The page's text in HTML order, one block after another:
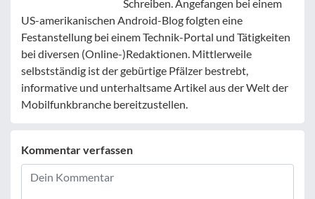
Schreiben. Angefangen bei einem
US-amerikanischen Android-Blog folgten eine
Festanstellung bei einem Technik-Portal und Tätigkeiten
bei diversen (Online-)Redaktionen. Mittlerweile
selbstständig ist der gebürtige Pfälzer bestrebt,
informative und unterhaltsame Artikel aus der Welt der
Mobilfunkbranche bereitzustellen.
Kommentar verfassen